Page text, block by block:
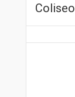
Coliseo